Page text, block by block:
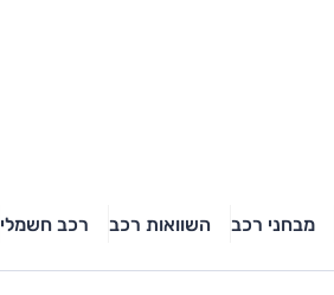
מבחני רכב השוואות רכב רכב חשמלי